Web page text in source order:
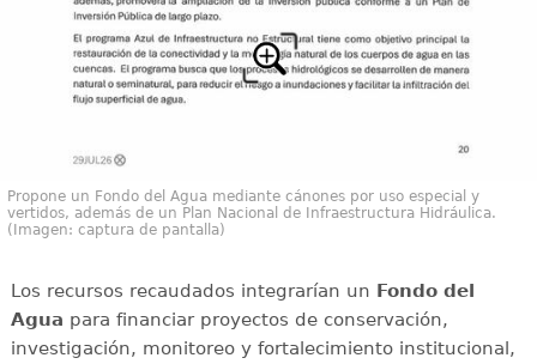
Propone un Fondo del Agua mediante cánones por uso especial y
vertidos, además de un Plan Nacional de Infraestructura Hidráulica.
(Imagen: captura de pantalla)
Los recursos recaudados integrarían un Fondo del
Agua para financiar proyectos de conservación,
investigación, monitoreo y fortalecimiento institucional,